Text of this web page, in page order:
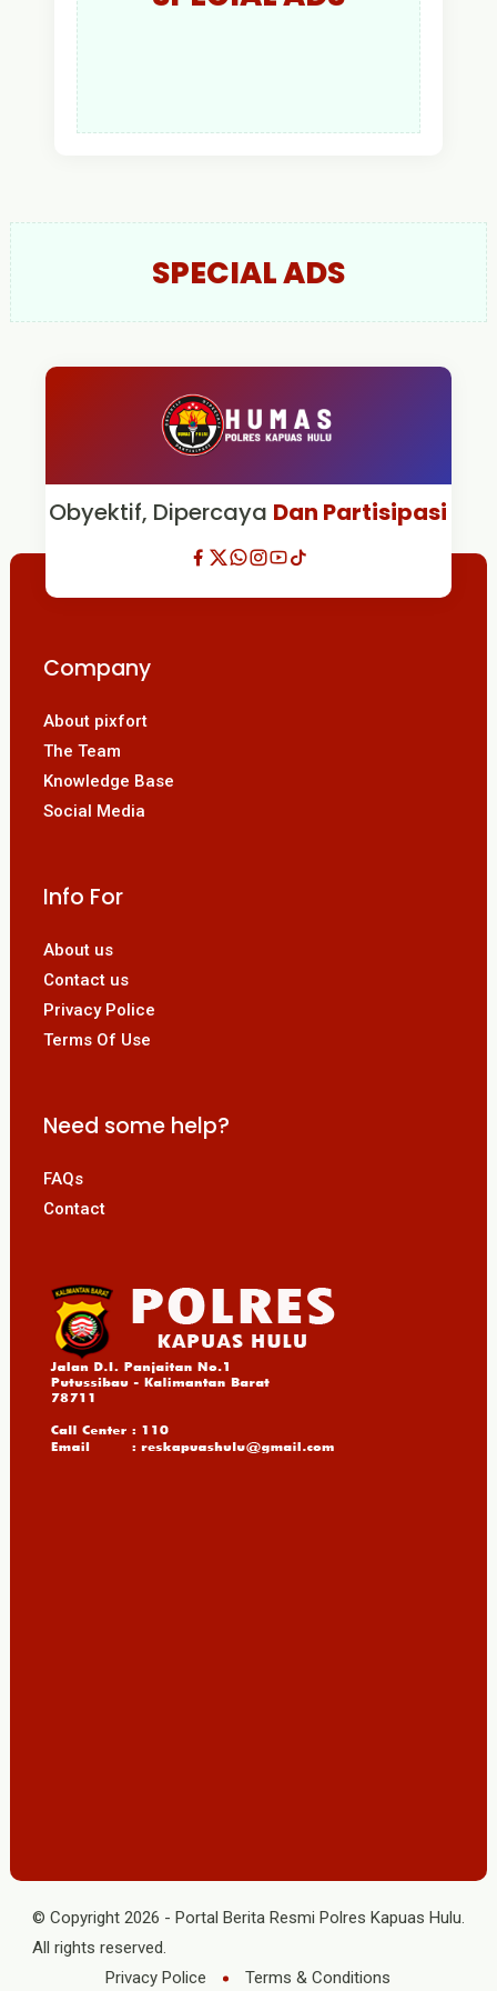
SPECIAL ADS
Obyektif, Dipercaya Dan Partisipasi
Company
About pixfort
The Team
Knowledge Base
Social Media
Info For
About us
Contact us
Privacy Police
Terms Of Use
Need some help?
FAQs
Contact
© Copyright 2026 - Portal Berita Resmi Polres Kapuas Hulu.
All rights reserved.
Privacy Police
Terms & Conditions